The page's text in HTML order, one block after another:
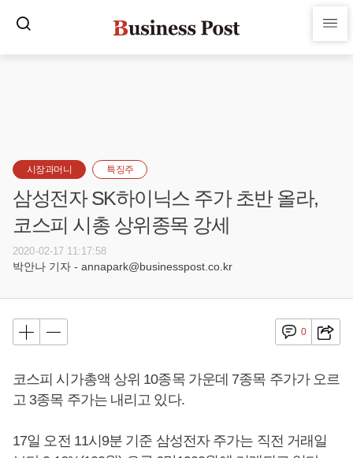
시장과머니 특징주
삼성전자 SK하이닉스 주가 초반 올라,
코스피 시총 상위종목 강세
2020-02-17 11:17:58
박안나 기자 - annapark@businesspost.co.kr
0
코스피 시가총액 상위 10종목 가운데 7종목 주가가 오르
고 3종목 주가는 내리고 있다.
17일 오전 11시9분 기준 삼성전자 주가는 직전 거래일